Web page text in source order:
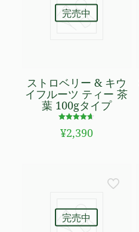
完売中
ストロベリー & キウ
イフルーツ ティー 茶
葉 100gタイプ
4.58
の評価
¥2,390
完売中